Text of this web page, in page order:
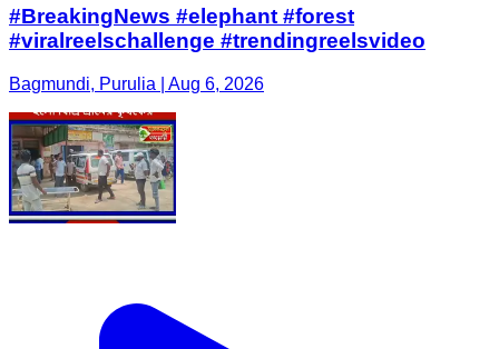
#BreakingNews #elephant #forest
#viralreelschallenge #trendingreelsvideo
Bagmundi, Purulia | Aug 6, 2026